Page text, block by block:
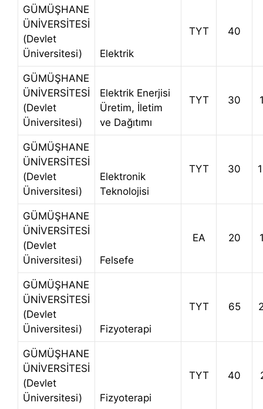
GÜMÜŞHANE
ÜNİVERSİTESİ
(Devlet
Üniversitesi)
Elektrik
TYT 40
GÜMÜŞHANE
ÜNİVERSİTESİ
(Devlet
Üniversitesi)
Elektrik Enerjisi
Üretim, İletim
ve Dağıtımı
TYT 30
GÜMÜŞHANE
ÜNİVERSİTESİ
(Devlet
Üniversitesi)
Elektronik
Teknolojisi
TYT 30
GÜMÜŞHANE
ÜNİVERSİTESİ
(Devlet
Üniversitesi)
Felsefe
EA 20
GÜMÜŞHANE
ÜNİVERSİTESİ
(Devlet
Üniversitesi)
Fizyoterapi
TYT 65
GÜMÜŞHANE
ÜNİVERSİTESİ
(Devlet
Üniversitesi)
Fizyoterapi
TYT 40